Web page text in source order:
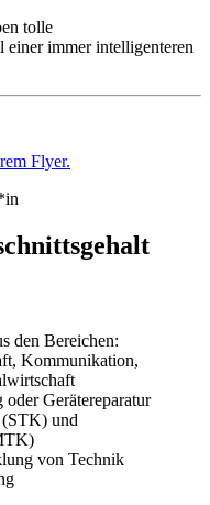
tolle
immer intelligenteren
Flyer.
den Bereichen:
Kommunikation,
Gerätereparatur
(STK) und
von Technik